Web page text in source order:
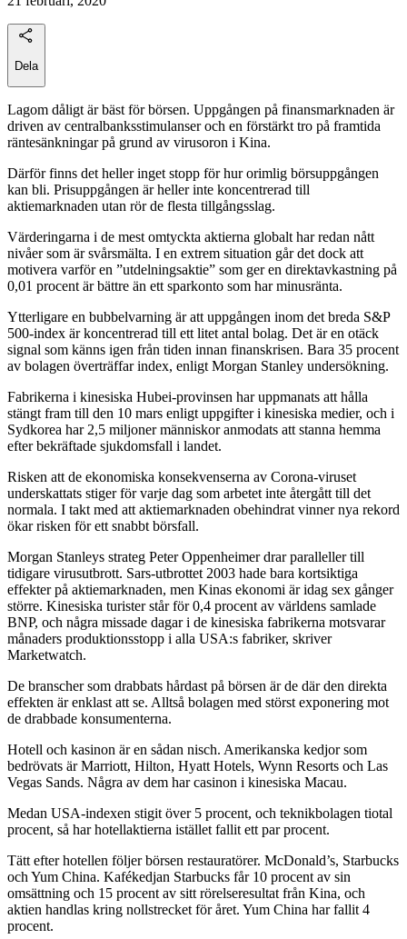
Dela
Lagom dåligt är bäst för börsen. Uppgången på finansmarknaden är
driven av centralbanksstimulanser och en förstärkt tro på framtida
räntesänkningar på grund av virusoron i Kina.
Därför finns det heller inget stopp för hur orimlig börsuppgången
kan bli. Prisuppgången är heller inte koncentrerad till
aktiemarknaden utan rör de flesta tillgångsslag.
Värderingarna i de mest omtyckta aktierna globalt har redan nått
nivåer som är svårsmälta. I en extrem situation går det dock att
motivera varför en ”utdelningsaktie” som ger en direktavkastning på
0,01 procent är bättre än ett sparkonto som har minusränta.
Ytterligare en bubbelvarning är att uppgången inom det breda S&P
500-index är koncentrerad till ett litet antal bolag. Det är en otäck
signal som känns igen från tiden innan finanskrisen. Bara 35 procent
av bolagen överträffar index, enligt Morgan Stanley undersökning.
Fabrikerna i kinesiska Hubei-provinsen har uppmanats att hålla
stängt fram till den 10 mars enligt uppgifter i kinesiska medier, och i
Sydkorea har 2,5 miljoner människor anmodats att stanna hemma
efter bekräftade sjukdomsfall i landet.
Risken att de ekonomiska konsekvenserna av Corona-viruset
underskattats stiger för varje dag som arbetet inte återgått till det
normala. I takt med att aktiemarknaden obehindrat vinner nya rekord
ökar risken för ett snabbt börsfall.
Morgan Stanleys strateg Peter Oppenheimer drar paralleller till
tidigare virusutbrott. Sars-utbrottet 2003 hade bara kortsiktiga
effekter på aktiemarknaden, men Kinas ekonomi är idag sex gånger
större. Kinesiska turister står för 0,4 procent av världens samlade
BNP, och några missade dagar i de kinesiska fabrikerna motsvarar
månaders produktionsstopp i alla USA:s fabriker, skriver
Marketwatch.
De branscher som drabbats hårdast på börsen är de där den direkta
effekten är enklast att se. Alltså bolagen med störst exponering mot
de drabbade konsumenterna.
Hotell och kasinon är en sådan nisch. Amerikanska kedjor som
bedrövats är Marriott, Hilton, Hyatt Hotels, Wynn Resorts och Las
Vegas Sands. Några av dem har casinon i kinesiska Macau.
Medan USA-indexen stigit över 5 procent, och teknikbolagen tiotal
procent, så har hotellaktierna istället fallit ett par procent.
Tätt efter hotellen följer börsen restauratörer. McDonald’s, Starbucks
och Yum China. Kafékedjan Starbucks får 10 procent av sin
omsättning och 15 procent av sitt rörelseresultat från Kina, och
aktien handlas kring nollstrecket för året. Yum China har fallit 4
procent.